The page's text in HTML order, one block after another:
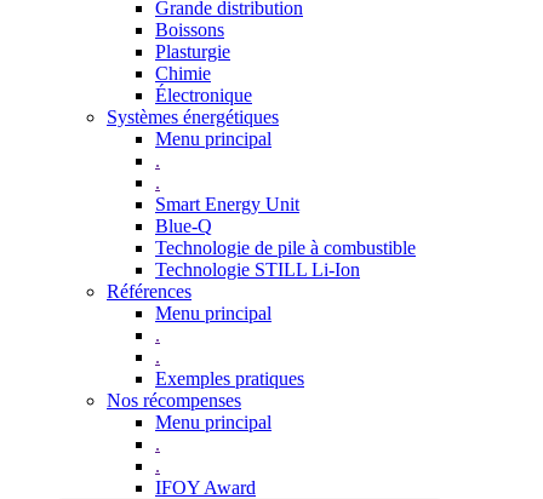
Grande distribution
Boissons
Plasturgie
Chimie
Électronique
Systèmes énergétiques
Menu principal
.
.
Smart Energy Unit
Blue-Q
Technologie de pile à combustible
Technologie STILL Li-Ion
Références
Menu principal
.
.
Exemples pratiques
Nos récompenses
Menu principal
.
.
IFOY Award